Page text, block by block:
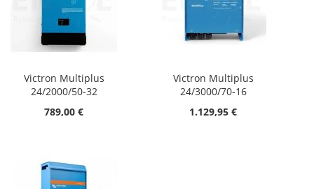
Victron Multiplus
24/2000/50-32
789,00 €
Victron Multiplus
24/3000/70-16
1.129,95 €